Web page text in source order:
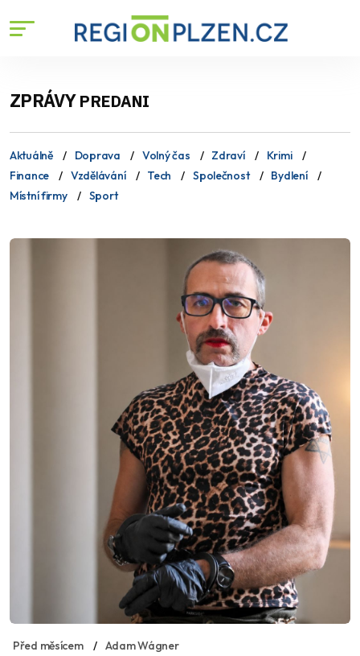
ZPRÁVYPREDANI
Aktuálně Doprava Volný čas Zdraví
Krimi
Finance
Vzdělávání Tech Společnost
Bydlení
Místní firmy
Sport
Před měsícem Adam Wágner